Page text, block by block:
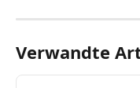
Verwandte